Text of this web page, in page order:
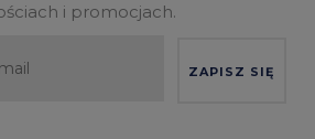
i promocjach.
ZAPISZ SIĘ